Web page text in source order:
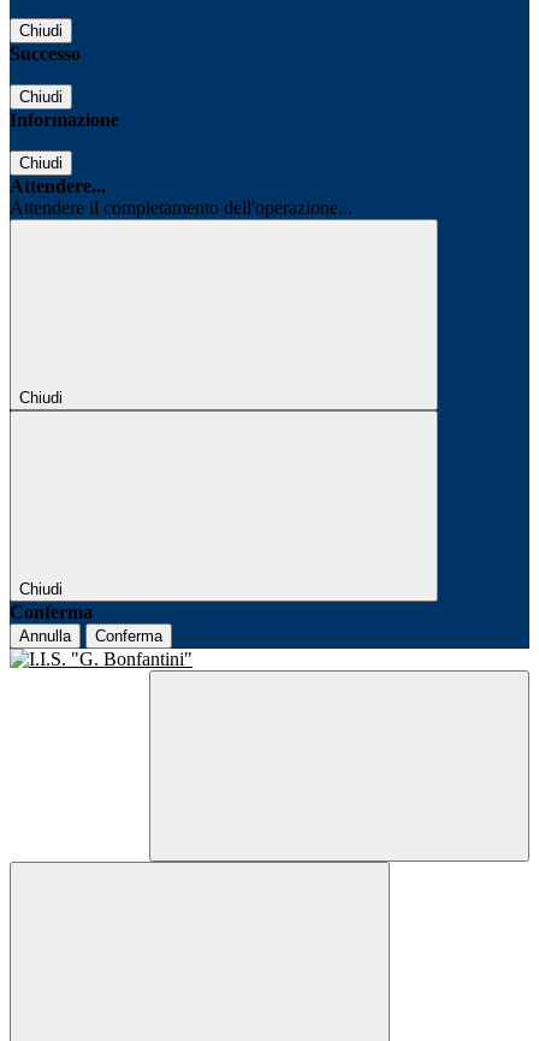
Chiudi
Successo
Chiudi
Informazione
Chiudi
Attendere...
Attendere il completamento dell'operazione...
Chiudi
Chiudi
Conferma
Annulla Conferma